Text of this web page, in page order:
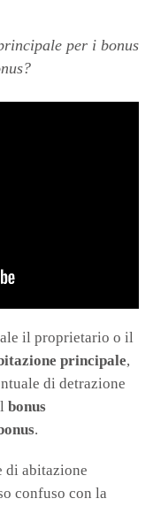
per i bonus
il proprietario o il
principale,
di detrazione
bonus
.
di abitazione
confuso con la